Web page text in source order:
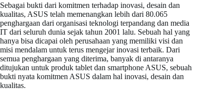
Sebagai bukti dari komitmen terhadap inovasi, desain dan
kualitas, ASUS telah memenangkan lebih dari 80.065
penghargaan dari organisasi teknologi terpandang dan media
IT dari seluruh dunia sejak tahun 2001 lalu. Sebuah hal yang
hanya bisa dicapai oleh perusahaan yang memiliki visi dan
misi mendalam untuk terus mengejar inovasi terbaik. Dari
semua penghargaan yang diterima, banyak di antaranya
ditujukan untuk produk tablet dan smartphone ASUS, sebuah
bukti nyata komitmen ASUS dalam hal inovasi, desain dan
kualitas.